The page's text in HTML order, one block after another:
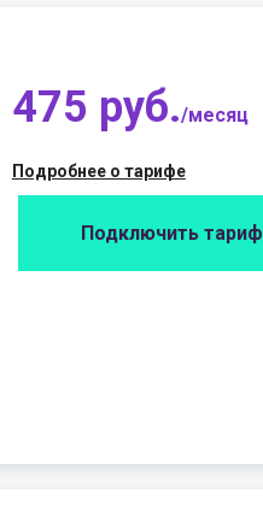
475 руб./месяц
Подробнее о тарифе
Подключить тариф